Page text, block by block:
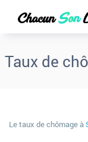
Taux de
Le taux de chômage à